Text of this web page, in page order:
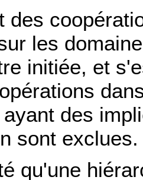
des
les
initiée, et
des
sont exclues.
qu'une